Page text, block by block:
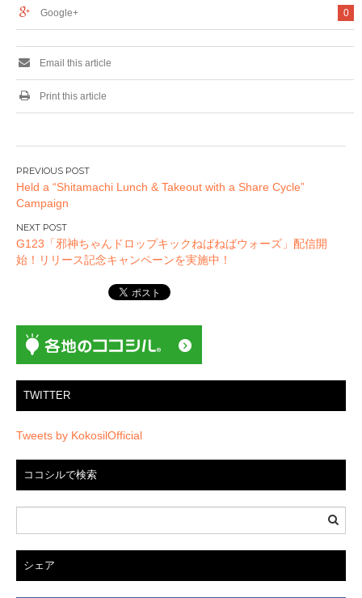
0
Google+
Email this article
Print this article
投
稿
ナ
ビ
ゲ
ン
Held a “Shitamachi Lunch & Takeout with a Share Cycle”
Campaign
G123「邪神ちゃんドロップキックねばねばウォーズ」配信開
始！リリース記念キャンペーンを実施中！
TWITTER
Tweets by KokosilOfficial
ココシルで検索
シェア